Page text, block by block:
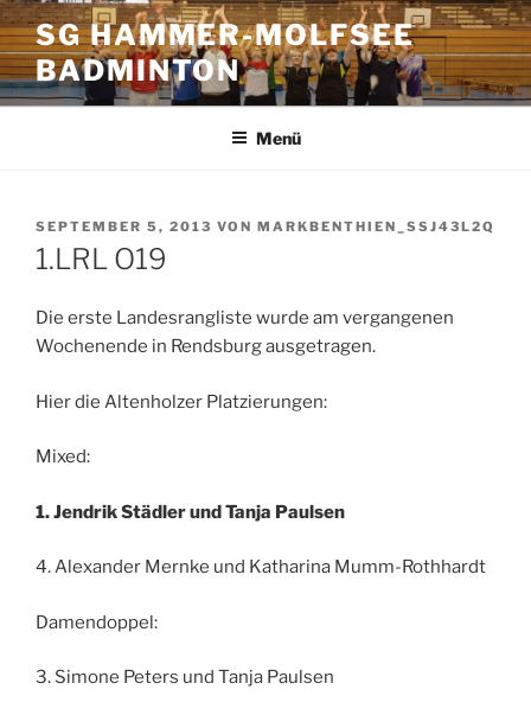
Zum
Inhalt
springen
SG HAMMER-MOLFSEE
BADMINTON
Menü
VERÖFFENTLICHT
AM
SEPTEMBER 5, 2013 VON MARKBENTHIEN_SSJ43L2Q
1.LRL O19
Die erste Landesrangliste wurde am vergangenen
Wochenende in Rendsburg ausgetragen.
Hier die Altenholzer Platzierungen:
Mixed:
1. Jendrik Städler und Tanja Paulsen
4. Alexander Mernke und Katharina Mumm-Rothhardt
Damendoppel:
3. Simone Peters und Tanja Paulsen